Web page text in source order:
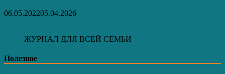
06.05.202205.04.2026
ЖУРНАЛ ДЛЯ ВСЕЙ СЕМЬИ
Полезное